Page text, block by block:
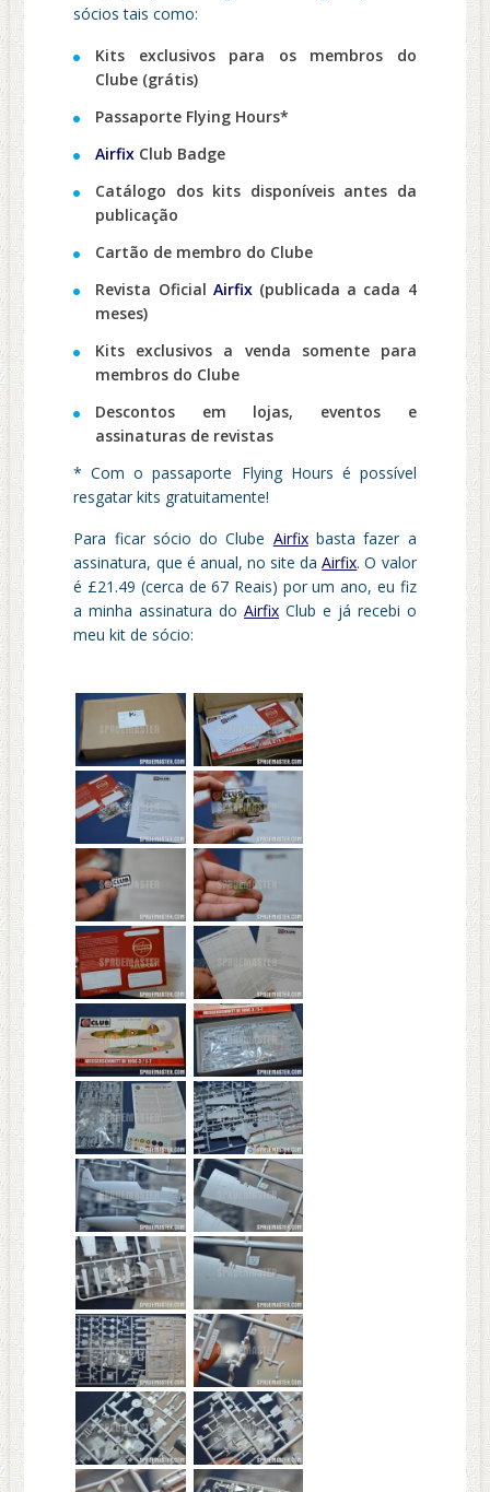
sócios tais como:
Kits exclusivos para os membros do
Clube (grátis)
Passaporte Flying Hours*
Airfix Club Badge
Catálogo dos kits disponíveis antes da
publicação
Cartão de membro do Clube
Revista Oficial Airfix(publicada a cada 4
meses)
Kits exclusivos a venda somente para
membros do Clube
Descontos em lojas, eventos e
assinaturas de revistas
* Com o passaporte Flying Hours é possível
resgatar kits gratuitamente!
Para ficar sócio do Clube Airfixbasta fazer a
assinatura, que é anual, no site daAirfix. O valor
é £21.49 (cerca de 67 Reais) por um ano, eu fiz
a minha assinatura doAirfix Club e já recebi o
meu kit de sócio: